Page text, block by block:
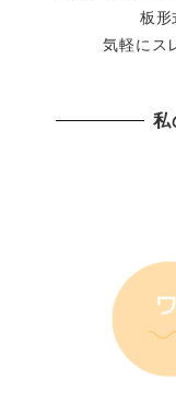
板形
気軽にス
私